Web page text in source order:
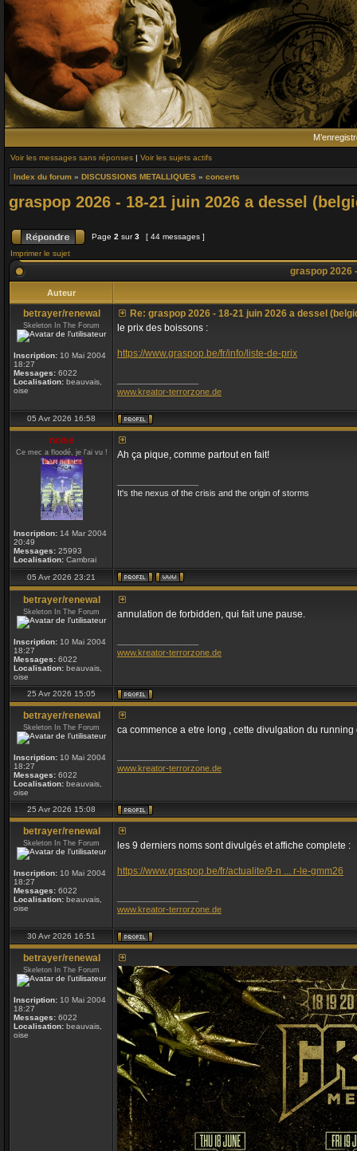
Voir les messages sans réponses | Voir les sujets actifs
Index du forum » DISCUSSIONS METALLIQUES » concerts
graspop 2026 - 18-21 juin 2026 a dessel
Page 2 sur3
[ 44 messages ]
Imprimer le sujet
graspop 2026
Auteur
betrayer/renewal
Skeleton In The Forum
Inscription: 10 Mai 2004
18:27
Messages: 6022
Localisation: beauvais,
oise
Re: graspop 2026 - 18-21 juin 2026 a dessel
le prix des boissons :
https://www.graspop.be/fr/info/liste-de-prix
www.kreator-terrorzone.de
05 Avr 2026 16:58
noise
Ce mec a floodé, je l'ai vu !
Inscription: 14 Mar 2004
20:49
Messages: 25993
Localisation: Cambrai
Ah ça pique, comme partout en fait!
It's the nexus of the crisis and the origin of storms
05 Avr 2026 23:21
betrayer/renewal
Skeleton In The Forum
Inscription: 10 Mai 2004
18:27
Messages: 6022
Localisation: beauvais,
oise
annulation de forbidden, qui fait une pause.
www.kreator-terrorzone.de
25 Avr 2026 15:05
betrayer/renewal
Skeleton In The Forum
Inscription: 10 Mai 2004
18:27
Messages: 6022
Localisation: beauvais,
oise
ca commence a etre long , cette divulgation du running
www.kreator-terrorzone.de
25 Avr 2026 15:08
betrayer/renewal
Skeleton In The Forum
Inscription: 10 Mai 2004
18:27
Messages: 6022
Localisation: beauvais,
oise
les 9 derniers noms sont divulgés et affiche complete :
https://www.graspop.be/fr/actualite/9-n ... r-le-gmm26
www.kreator-terrorzone.de
30 Avr 2026 16:51
betrayer/renewal
Skeleton In The Forum
Inscription: 10 Mai 2004
18:27
Messages: 6022
Localisation: beauvais,
oise